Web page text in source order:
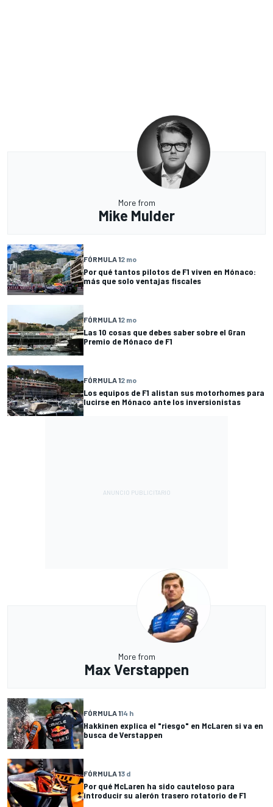
More from
Mike Mulder
FÓRMULA 12 mo
Por qué tantos pilotos de F1 viven en Mónaco:
más que solo ventajas fiscales
FÓRMULA 12 mo
Las 10 cosas que debes saber sobre el Gran
Premio de Mónaco de F1
FÓRMULA 12 mo
Los equipos de F1 alistan sus motorhomes para
lucirse en Mónaco ante los inversionistas
More from
Max Verstappen
FÓRMULA 114 h
Hakkinen explica el "riesgo" en McLaren si va en
busca de Verstappen
FÓRMULA 13 d
Por qué McLaren ha sido cauteloso para
introducir su alerón trasero rotatorio de F1